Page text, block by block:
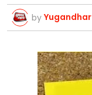
by